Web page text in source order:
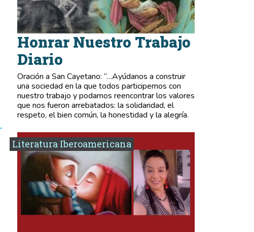
Honrar Nuestro Trabajo
Diario
Oración a San Cayetano: “…Ayúdanos a construir
una sociedad en la que todos participemos con
nuestro trabajo y podamos reencontrar los valores
que nos fueron arrebatados: la solidaridad, el
respeto, el bien común, la honestidad y la alegría.
Literatura Iberoamericana